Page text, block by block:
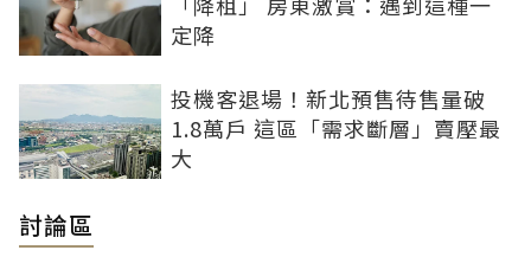
定降
投機客退場！新北預售待售量破
1.8萬戶 這區「需求斷層」賣壓最
大
討論區